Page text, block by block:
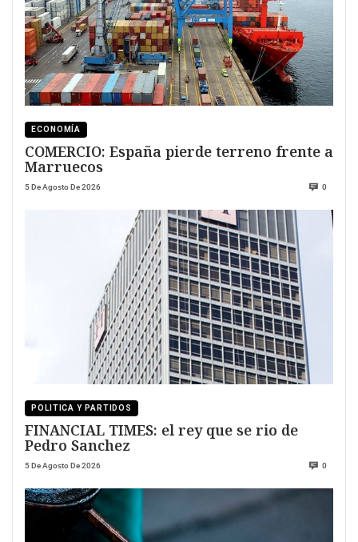
ECONOMÍA
COMERCIO: España pierde terreno frente a
Marruecos
5 De Agosto De 2026 0
POLITICA Y PARTIDOS
FINANCIAL TIMES: el rey que se rio de
Pedro Sanchez
5 De Agosto De 2026 0